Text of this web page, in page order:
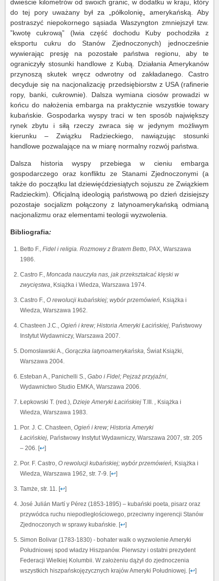
dwieście kilometrów od swoich granic, w dodatku w kraju, który
do tej pory uważany był za „półkolonię„ amerykańską. Aby
postraszyć niepokornego sąsiada Waszyngton zmniejszył tzw.
”kwotę cukrową” (lwia część dochodu Kuby pochodziła z
eksportu cukru do Stanów Zjednoczonych) jednocześnie
wywierając presję na pozostałe państwa regionu, aby te
ograniczyły stosunki handlowe z Kubą. Działania Amerykanów
przynoszą skutek wręcz odwrotny od zakładanego. Castro
decyduje się na nacjonalizację przedsiębiorstw z USA (rafinerie
ropy, banki, cukrownie). Dalsza wymiana ciosów prowadzi w
końcu do nałożenia embarga na praktycznie wszystkie towary
kubańskie. Gospodarka wyspy traci w ten sposób największy
rynek zbytu i siłą rzeczy zwraca się w jedynym możliwym
kierunku – Związku Radzieckiego, nawiązując stosunki
handlowe pozwalające na w miarę normalny rozwój państwa.
Dalsza historia wyspy przebiega w cieniu embarga
gospodarczego oraz konfliktu ze Stanami Zjednoczonymi (a
także do początku lat dziewięćdziesiątych sojuszu ze Związkiem
Radzieckim). Oficjalną ideologią państwową po dzień dzisiejszy
pozostaje socjalizm połączony z latynoamerykańską odmianą
nacjonalizmu oraz elementami teologii wyzwolenia.
Bibliografia:
Betto F., Fidel i religia. Rozmowy z Bratem Betto, PAX, Warszawa
1986.
Castro F., Moncada nauczyła nas, jak przekształcać klęski w
zwycięstwa , Książka i Wiedza, Warszawa 1974.
Castro F., O rewolucji kubańskiej; wybór przemówień, Książka i
Wiedza, Warszawa 1962.
Chasteen J.C., Ogień i krew; Historia Ameryki Łacińskiej, Państwowy
Instytut Wydawniczy, Warszawa 2007.
Domosławski A., Gorączka latynoamerykańska, Świat Książki,
Warszawa 2004.
Esteban A., Panichelli S., Gabo i Fidel; Pejzaż przyjaźni
Wydawnictwo Studio EMKA, Warszawa 2006.
Łepkowski T. (red.), Dzieje Ameryki Łacińskiej T.III.
Książka i
Wiedza, Warszawa 1983.
Por. J. C. Chasteen, Ogień i krew; Historia Ameryki
Łacińskiej, Państwowy Instytut Wydawniczy, Warszawa 2007, str. 205
– 206. [↩]
Por. F. Castro, O rewolucji kubańskiej; wybór przemówień, Książka i
Wiedza, Warszawa 1962, str. 7-9. [↩]
Tamże, str. 11. [↩]
José Julián Martí y Pérez (1853-1895) – kubański poeta, pisarz oraz
przywódca ruchu niepodległościowego, przeciwny ingerencji Stanów
Zjednoczonych w sprawy kubańskie. [↩]
Simon Bolivar (1783-1830) - bohater walk o wyzwolenie Ameryki
Południowej spod władzy Hiszpanów. Pierwszy i ostatni prezydent
Federacji Wielkiej Kolumbii. W założeniu dążył do zjednoczenia
wszystkich hiszpańskojęzycznych krajów Ameryki Południowej. [↩]